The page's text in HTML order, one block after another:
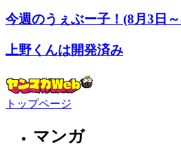
今週のうぇぶー子！(8月3日
上野くんは開発済み
トップページ
マンガ